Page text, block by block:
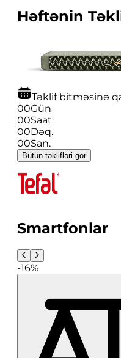
Həftənin
Dinamik Marshall
474.99
Təklif bitməsinə
00Gün
00Saat
00Dəq.
00San.
Bütün təklifləri gör
Smartfonlar
-16%